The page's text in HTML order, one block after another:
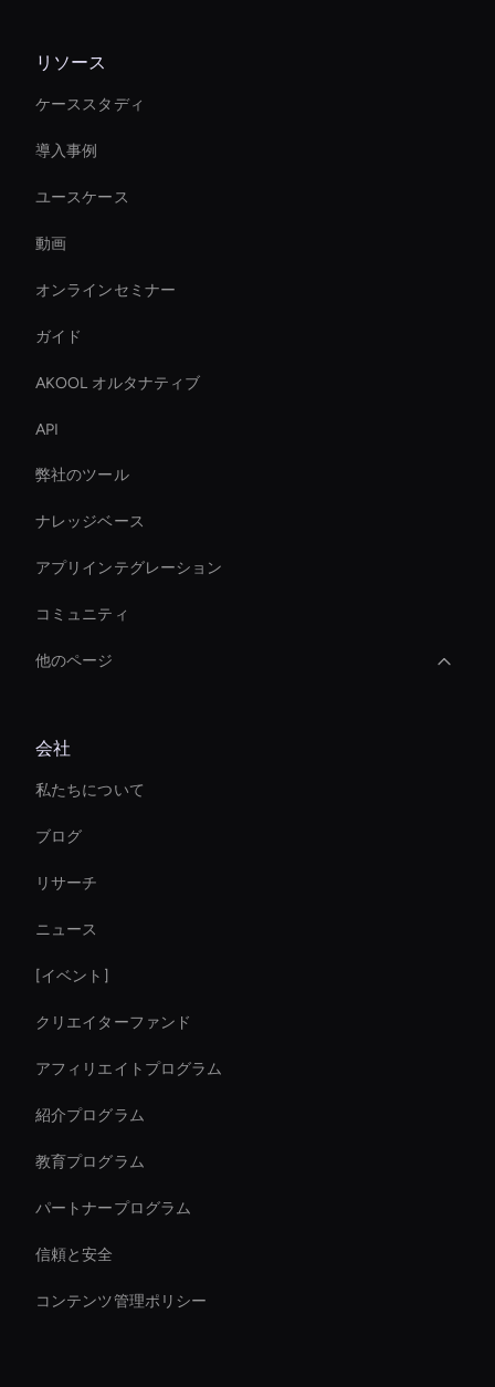
リソース
ケーススタディ
導入事例
ユースケース
動画
オンラインセミナー
ガイド
AKOOL オルタナティブ
API
弊社のツール
ナレッジベース
アプリインテグレーション
コミュニティ
他のページ
Ai-Powered Digital Assistant
Live Avatar For Streaming
Ai Avatar For Marketing
AI ビデオミームジェネレーター
Create Digital Human For Marketing Campaigns
AI スポーツビデオエディター
AI ビデオスタイル転送
会社
私たちについて
ブログ
リサーチ
ニュース
[イベント]
クリエイターファンド
アフィリエイトプログラム
紹介プログラム
教育プログラム
パートナープログラム
信頼と安全
コンテンツ管理ポリシー